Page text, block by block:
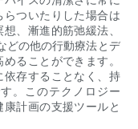
ついたりした場合は
、漸進的筋弛緩法、
どの他の行動療法とデ
ることができます。
存することなく、持
。このテクノロジー
計画の支援ツールと